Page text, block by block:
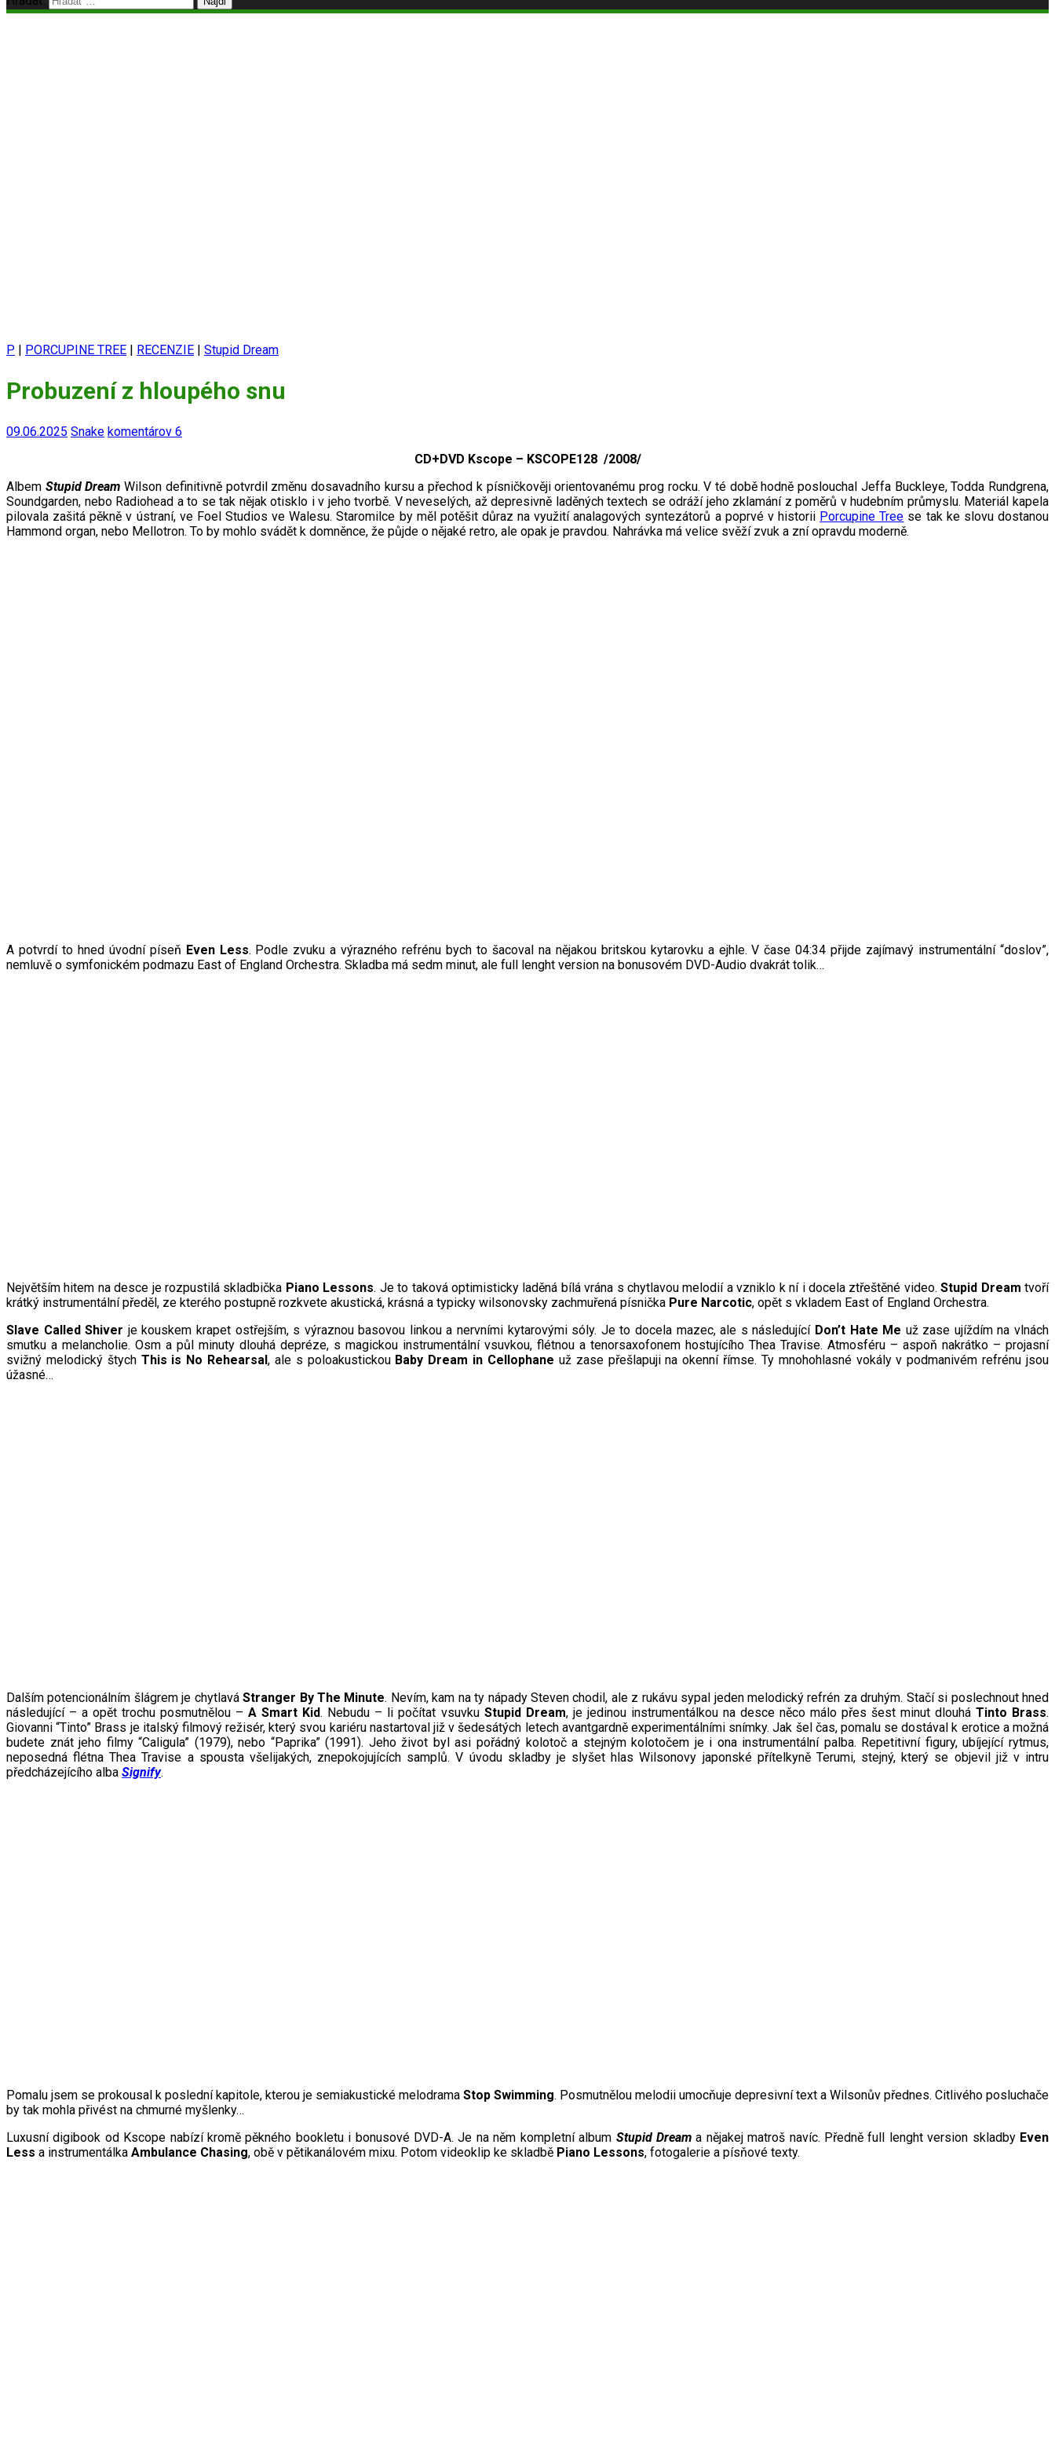
P | PORCUPINE TREE | RECENZIE | Stupid Dream
Probuzení z hloupého snu
09.06.2025 Snake komentárov 6
CD+DVD Kscope – KSCOPE128 /2008/
Albem Stupid Dream Wilson definitivně potvrdil změnu dosavadního kursu a přechod k písničkověji orientovanému prog rocku. V té době hodně poslouchal Jeffa Buckleye, Todda Rundgrena,
Soundgarden, nebo Radiohead a to se tak nějak otisklo i v jeho tvorbě. V neveselých, až depresivně laděných textech se odráží jeho zklamání z poměrů v hudebním průmyslu. Materiál kapela
pilovala zašitá pěkně v ústraní, ve Foel Studios ve Walesu. Staromilce by měl potěšit důraz na využití analagových syntezátorů a poprvé v historii Porcupine Tree se tak ke slovu dostanou
Hammond organ, nebo Mellotron. To by mohlo svádět k domněnce, že půjde o nějaké retro, ale opak je pravdou. Nahrávka má velice svěží zvuk a zní opravdu moderně.
A potvrdí to hned úvodní píseň Even Less. Podle zvuku a výrazného refrénu bych to šacoval na nějakou britskou kytarovku a ejhle. V čase 04:34 přijde zajímavý instrumentální “doslov”,
nemluvě o symfonickém podmazu East of England Orchestra. Skladba má sedm minut, ale full lenght version na bonusovém DVD-Audio dvakrát tolik…
Největším hitem na desce je rozpustilá skladbička Piano Lessons. Je to taková optimisticky laděná bílá vrána s chytlavou melodií a vzniklo k ní i docela ztřeštěné video.Stupid Dream tvoří
krátký instrumentální předěl, ze kterého postupně rozkvete akustická, krásná a typicky wilsonovsky zachmuřená písnička Pure Narcotic, opět s vkladem East of England Orchestra.
Slave Called Shiver je kouskem krapet ostřejším, s výraznou basovou linkou a nervními kytarovými sóly. Je to docela mazec, ale s následující Don’t Hate Me už zase ujíždím na vlnách
smutku a melancholie. Osm a půl minuty dlouhá depréze, s magickou instrumentální vsuvkou, flétnou a tenorsaxofonem hostujícího Thea Travise. Atmosféru – aspoň nakrátko – projasní
svižný melodický štych This is No Rehearsal, ale s poloakustickou Baby Dream in Cellophane už zase přešlapuji na okenní římse. Ty mnohohlasné vokály v podmanivém refrénu jsou
úžasné…
Dalším potencionálním šlágrem je chytlaváStranger By The Minute. Nevím, kam na ty nápady Steven chodil, ale z rukávu sypal jeden melodický refrén za druhým. Stačí si poslechnout hned
následující – a opět trochu posmutnělou –A Smart Kid. Nebudu – li počítat vsuvku Stupid Dream, je jedinou instrumentálkou na desce něco málo přes šest minut dlouháTinto Brass.
Giovanni “Tinto” Brass je italský filmový režisér, který svou kariéru nastartoval již v šedesátých letech avantgardně experimentálními snímky. Jak šel čas, pomalu se dostával k erotice a možná
budete znát jeho filmy “Caligula” (1979), nebo “Paprika” (1991). Jeho život byl asi pořádný kolotoč a stejným kolotočem je i ona instrumentální palba. Repetitivní figury, ubíjející rytmus,
neposedná flétna Thea Travise a spousta všelijakých, znepokojujících samplů. V úvodu skladby je slyšet hlas Wilsonovy japonské přítelkyně Terumi, stejný, který se objevil již v intru
předcházejícího alba Signify.
Pomalu jsem se prokousal k poslední kapitole, kterou je semiakustické melodrama Stop Swimming. Posmutnělou melodii umocňuje depresivní text a Wilsonův přednes. Citlivého posluchače
by tak mohla přivést na chmurné myšlenky…
Luxusní digibook od Kscope nabízí kromě pěkného bookletu i bonusové DVD-A. Je na něm kompletní album Stupid Dreama nějakej matroš navíc. Předně full lenght version skladby Even
Less a instrumentálka Ambulance Chasing, obě v pětikanálovém mixu. Potom videoklip ke skladbě Piano Lessons, fotogalerie a písňové texty.